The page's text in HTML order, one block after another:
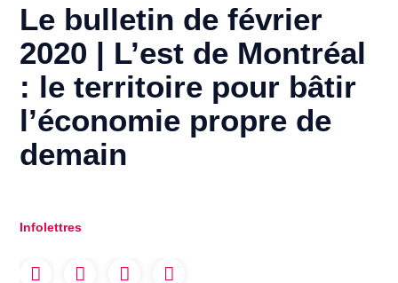
Le bulletin de février
2020 | L’est de Montréal
: le territoire pour bâtir
l’économie propre de
demain
Infolettres